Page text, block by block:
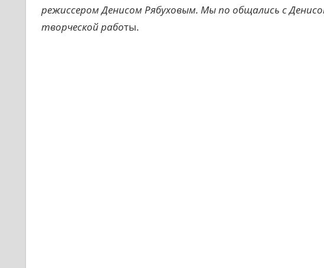
режиссером Денисом Рябуховым. Мы по общались с
творческой работы.